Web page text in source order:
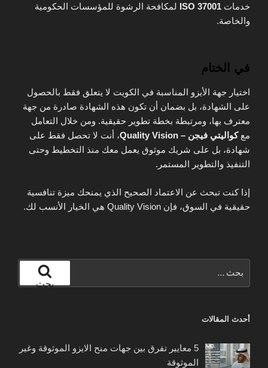
خدمات ISO 37001 لمكافحة الرشوة للمؤسسات الحكومية
والخاصة.
في الختام
اختيار جهة الأيزو المناسبة في الكويت لا يتعلق فقط بالحصول
على الشهادة، بل بضمان أن تكون هذه الشهادة صادرة من جهة
معترف بها، ومرتبطة بخطة تطوير حقيقية. ومن خلال التعامل
معكواليتي فيجن – Quality Vision
، أنت لا تحصل فقط على
شهادة، بل على شريك موثوق يعمل معك منذ التخطيط وحتى
التنفيذ والتطوير المستمر.
إذا كنت تبحث عن الاعتماد الصحيح الذي يمنحك ميزة تنافسية
حقيقية في السوق، فإن Quality Vision هي الخيار الأنسب لك.
عن:
بحث
أحدث المقالات
5 معايير تفرق بين جهات منح الايزو الموثوقة وغير
الموثوقة